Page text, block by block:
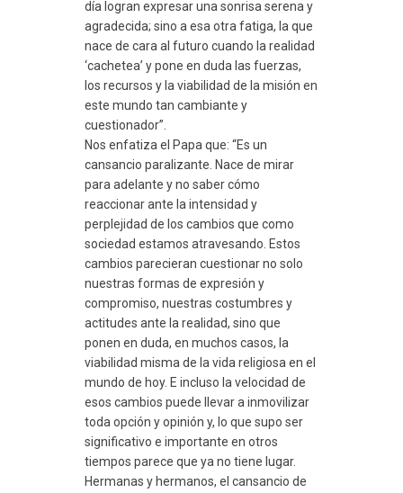
día logran expresar una sonrisa serena y
agradecida; sino a esa otra fatiga, la que
nace de cara al futuro cuando la realidad
‘cachetea’ y pone en duda las fuerzas,
los recursos y la viabilidad de la misión en
este mundo tan cambiante y
cuestionador”.
Nos enfatiza el Papa que: “Es un
cansancio paralizante. Nace de mirar
para adelante y no saber cómo
reaccionar ante la intensidad y
perplejidad de los cambios que como
sociedad estamos atravesando. Estos
cambios parecieran cuestionar no solo
nuestras formas de expresión y
compromiso, nuestras costumbres y
actitudes ante la realidad, sino que
ponen en duda, en muchos casos, la
viabilidad misma de la vida religiosa en el
mundo de hoy. E incluso la velocidad de
esos cambios puede llevar a inmovilizar
toda opción y opinión y, lo que supo ser
significativo e importante en otros
tiempos parece que ya no tiene lugar.
Hermanas y hermanos, el cansancio de